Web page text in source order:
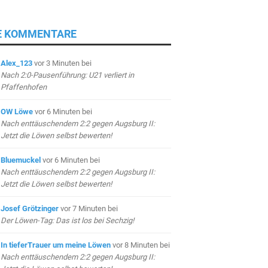
KOMMENTARE
Alex_123 vor 3 Minuten bei
Nach 2:0-Pausenführung: U21 verliert in
Pfaffenhofen
OW Löwe vor 6 Minuten bei
Nach enttäuschendem 2:2 gegen Augsburg II:
Jetzt die Löwen selbst bewerten!
Bluemuckel vor 6 Minuten bei
Nach enttäuschendem 2:2 gegen Augsburg II:
Jetzt die Löwen selbst bewerten!
Josef Grötzinger vor 7 Minuten bei
Der Löwen-Tag: Das ist los bei Sechzig!
In tieferTrauer um meine Löwen vor 8 Minuten bei
Nach enttäuschendem 2:2 gegen Augsburg II: